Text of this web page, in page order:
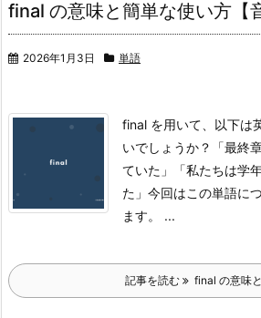
final の意味と簡単な使い方【
2026年1月3日 単語
final を用いて、以下は
いでしょうか？
「最終
ていた」
「私たちは学
た」 今回はこの単語に
ます。
...
記事を読む final の意味